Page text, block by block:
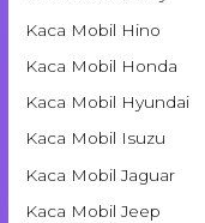
Kaca Mobil Hino
Kaca Mobil Honda
Kaca Mobil Hyundai
Kaca Mobil Isuzu
Kaca Mobil Jaguar
Kaca Mobil Jeep